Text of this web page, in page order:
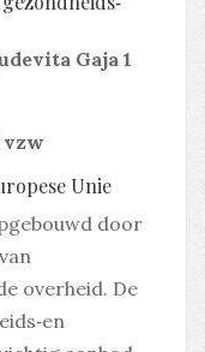
Gaja 1
vzw
Unie
door
overheid. De